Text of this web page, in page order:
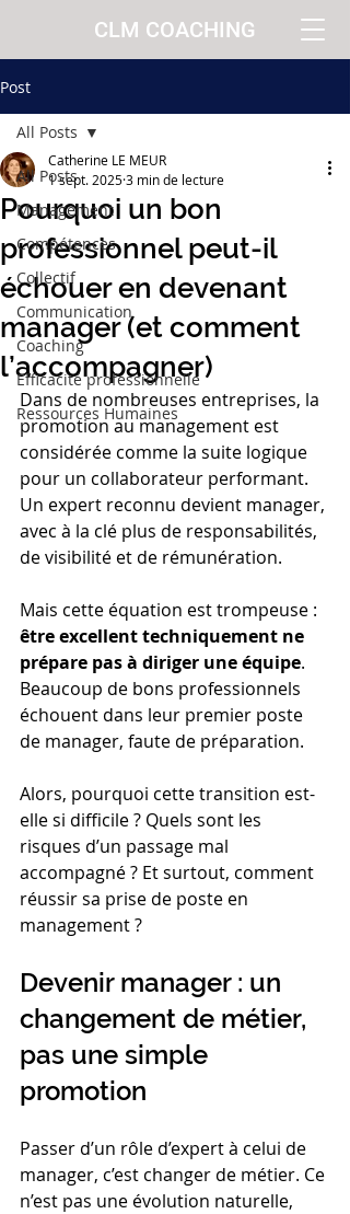
CLM COACHING
Post
All Posts
Management
Compétences
Collectif
Communication
Coaching
Efficacité professionnelle
Ressources Humaines
All Posts
Pourquoi un bon
professionnel peut-il
échouer en devenant
manager (et comment
l’accompagner)
Catherine LE MEUR
1 sept. 20253 min de lecture
Dans de nombreuses entreprises, la
promotion au management est
considérée comme la suite logique
pour un collaborateur performant.
Un expert reconnu devient manager,
avec à la clé plus de responsabilités,
de visibilité et de rémunération.
Mais cette équation est trompeuse :
être excellent techniquement ne
prépare pas à diriger une équipe.
Beaucoup de bons professionnels
échouent dans leur premier poste
de manager, faute de préparation.
Alors, pourquoi cette transition est-
elle si difficile ? Quels sont les
risques d’un passage mal
accompagné ? Et surtout, comment
réussir sa prise de poste en
management ?
Devenir manager : un
changement de métier,
pas une simple
promotion
Passer d’un rôle d’expert à celui de
manager, c’est changer de métier. Ce
n’est pas une évolution naturelle,